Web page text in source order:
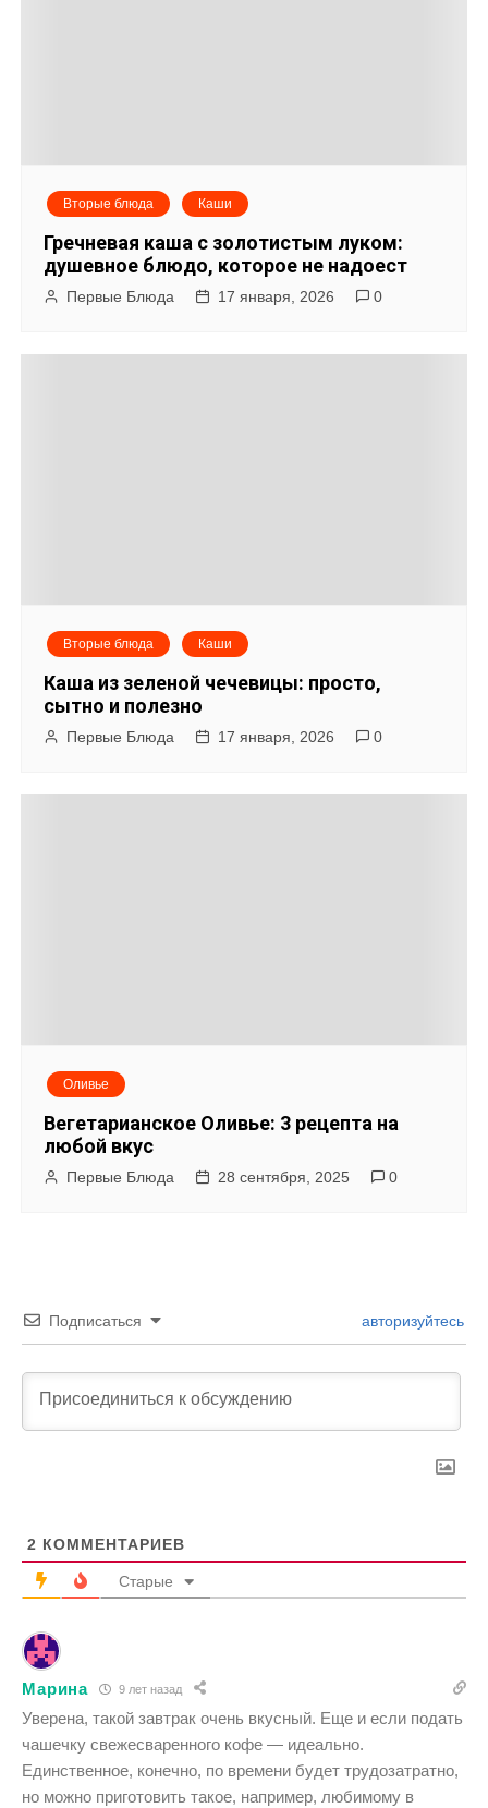
Вторые блюда Каши
Гречневая каша с золотистым луком:
душевное блюдо, которое не надоест
Первые Блюда 17 января, 2026 0
Вторые блюда Каши
Каша из зеленой чечевицы: просто,
сытно и полезно
Первые Блюда 17 января, 2026 0
Оливье
Вегетарианское Оливье: 3 рецепта на
любой вкус
Первые Блюда 28 сентября, 2025 0
Подписаться авторизуйтесь
2 КОММЕНТАРИЕВ
Старые
Марина 9 лет назад
Уверена, такой завтрак очень вкусный. Еще и если подать
чашечку свежесваренного кофе — идеально.
Единственное, конечно, по времени будет трудозатратно,
но можно приготовить такое, например, любимому в